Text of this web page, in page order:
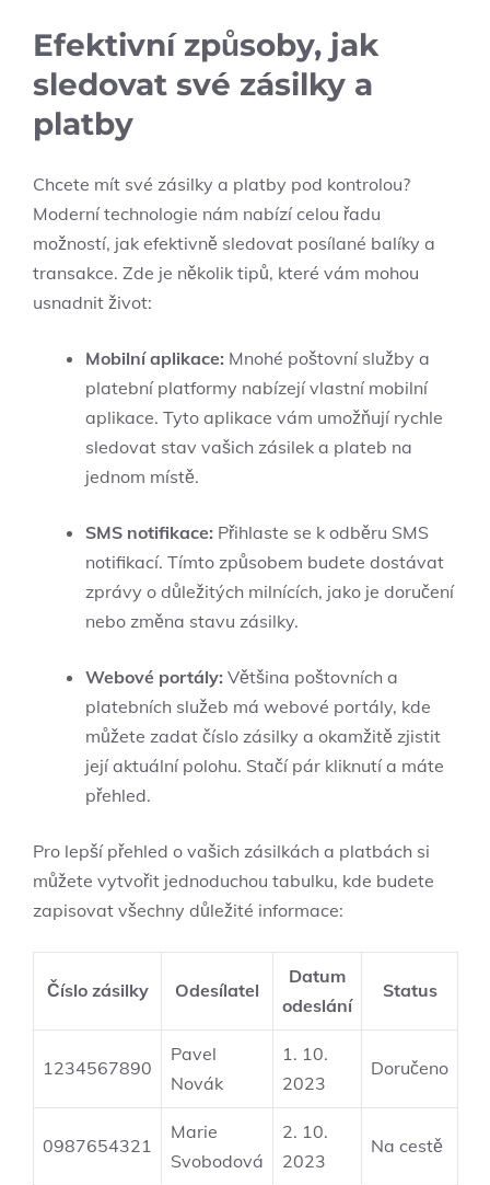
Efektivní způsoby, jak
sledovat své zásilky a
platby
Chcete mít své zásilky a platby pod kontrolou?
Moderní technologie nám nabízí celou řadu
možností, jak efektivně sledovat posílané balíky a
transakce. Zde je několik tipů, které vám mohou
usnadnit život:
Mobilní aplikace: Mnohé poštovní služby a
platební platformy nabízejí vlastní mobilní
aplikace. Tyto aplikace vám umožňují rychle
sledovat stav vašich zásilek a plateb na
jednom místě.
SMS notifikace: Přihlaste se k odběru SMS
notifikací. Tímto způsobem budete dostávat
zprávy o důležitých milnících, jako je doručení
nebo změna stavu zásilky.
Webové portály: Většina poštovních a
platebních služeb má webové portály, kde
můžete zadat číslo zásilky a okamžitě zjistit
její aktuální polohu. Stačí pár kliknutí a máte
přehled.
Pro lepší přehled o vašich zásilkách a platbách si
můžete vytvořit jednoduchou tabulku, kde budete
zapisovat všechny důležité informace:
Číslo zásilky Odesílatel
Datum
odeslání
Status
1234567890
Pavel
Novák
1. 10.
2023
Doručeno
0987654321
Marie
Svobodová
2. 10.
2023
Na cestě